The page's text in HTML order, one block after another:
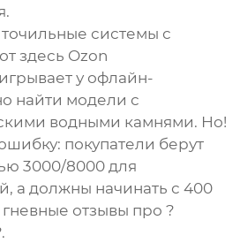
системы с
здесь Ozon
у офлайн-
найти модели с
водными камнями. Но!
покупатели берут
3000/8000 для
а должны начинать с 400
отзывы про ?